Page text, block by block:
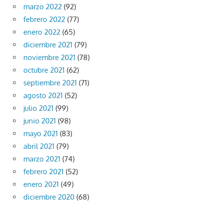
marzo 2022 (92)
febrero 2022 (77)
enero 2022 (65)
diciembre 2021 (79)
noviembre 2021 (78)
octubre 2021 (62)
septiembre 2021 (71)
agosto 2021 (52)
julio 2021 (99)
junio 2021 (98)
mayo 2021 (83)
abril 2021 (79)
marzo 2021 (74)
febrero 2021 (52)
enero 2021 (49)
diciembre 2020 (68)